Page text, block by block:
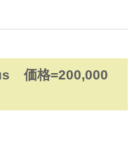
価格=200,000